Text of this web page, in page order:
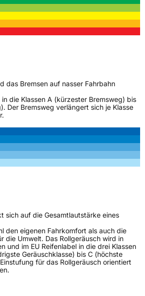
das Bremsen auf nasser Fahrbahn
die Klassen A (kürzester Bremsweg) bis
Der Bremsweg verlängert sich je Klasse
sich auf die Gesamtlautstärke eines
den eigenen Fahrkomfort als auch die
die Umwelt. Das Rollgeräusch wird in
und im EU Reifenlabel in die drei Klassen
Geräuschklasse) bis C (höchste
für das Rollgeräusch orientiert